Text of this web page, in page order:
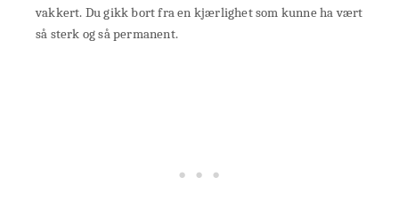
vakkert. Du gikk bort fra en kjærlighet som kunne ha vært
så sterk og så permanent.